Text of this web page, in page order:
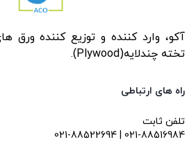
تخته چندلایه(Plywood).
راه های ارتباطی
تلفن ثابت
021-88522694 | 021-88516984